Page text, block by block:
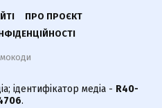
ПРО ПРОЄКТ
ідентифікатор медіа - R40-
.